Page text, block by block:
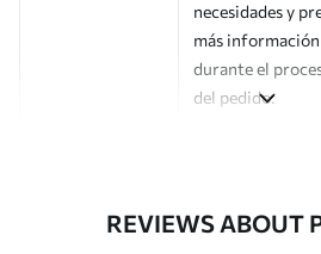
necesidades y
más
durante el
del pedido.
REVIEWS ABOUT